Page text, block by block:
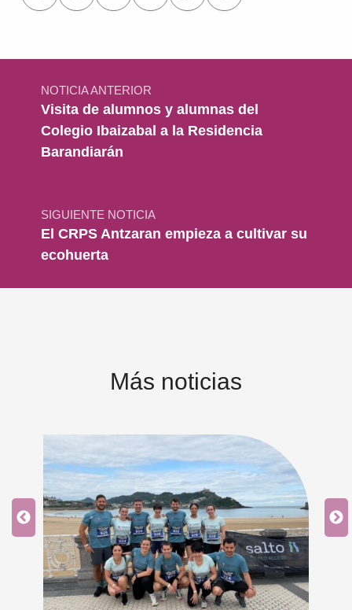
Navegación de entradas
NOTICIA ANTERIOR
Visita de alumnos y alumnas del
Colegio Ibaizabal a la Residencia
Barandiarán
SIGUIENTE NOTICIA
El CRPS Antzaran empieza a cultivar su
ecohuerta
Más noticias